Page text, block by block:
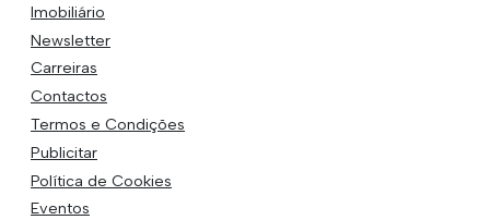
Imobiliário
Newsletter
Carreiras
Contactos
Termos e Condições
Publicitar
Política de Cookies
Eventos